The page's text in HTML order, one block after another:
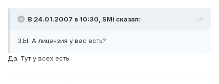
В 24.01.2007 в 10:30, SMi сказал:
З.Ы. А лицензия у вас есть?
Да. Тут у всех есть.